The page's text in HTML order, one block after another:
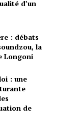
d’un
: débats
la
Longoni
: une
de